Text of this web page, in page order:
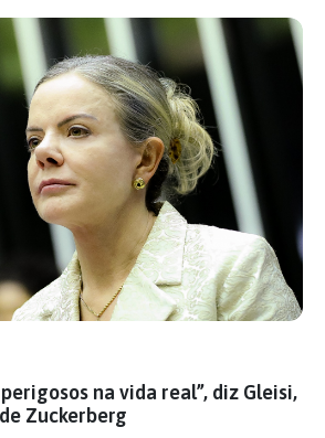
na vida real”, diz Gleisi,
Zuckerberg